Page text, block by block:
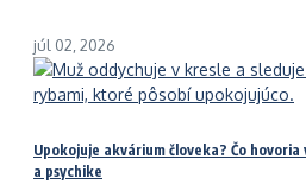
júl 02, 2026
Upokojuje akvárium človeka? Čo hovoria
a psychike